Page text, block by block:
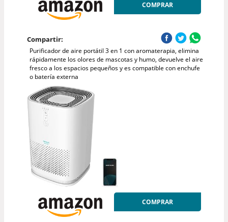
COMPRAR
Compartir:
Purificador de aire portátil 3 en 1 con aromaterapia, elimina
rápidamente los olores de mascotas y humo, devuelve el aire
fresco a los espacios pequeños y es compatible con enchufe
o batería externa
COMPRAR